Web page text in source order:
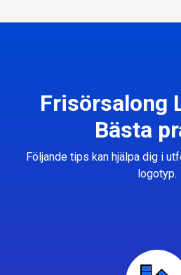
Frisörsalong
Bästa
Följande tips kan hjälpa dig i
logotyp.